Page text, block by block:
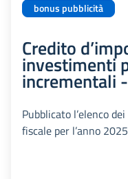
bonus pubblicità
Credito
investimenti
incrementali
Pubblicato l’elenco
fiscale per l’anno 2025